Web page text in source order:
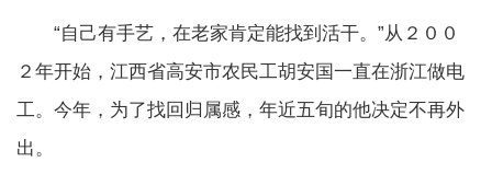
“自己有手艺，在老家肯定能找到活干。”从２００
２年开始，江西省高安市农民工胡安国一直在浙江做电
工。今年，为了找回归属感，年近五旬的他决定不再外
出。